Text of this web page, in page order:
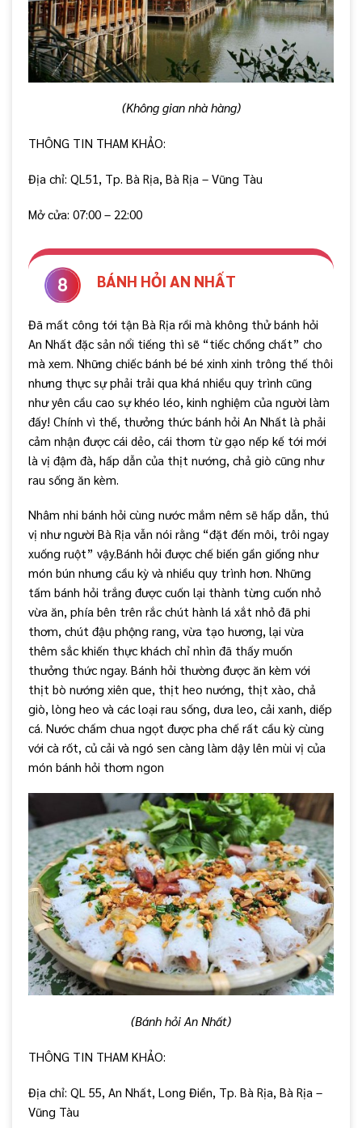
(Không gian nhà hàng)
THÔNG TIN THAM KHẢO:
Địa chỉ: QL51, Tp. Bà Rịa, Bà Rịa – Vũng Tàu
Mở cửa: 07:00 – 22:00
BÁNH HỎI AN NHẤT
Đã mất công tới tận Bà Rịa rồi mà không thử bánh hỏi
An Nhất đặc sản nổi tiếng thì sẽ “tiếc chồng chất” cho
mà xem. Những chiếc bánh bé bé xinh xinh trông thế thôi
nhưng thực sự phải trải qua khá nhiều quy trình cũng
như yên cầu cao sự khéo léo, kinh nghiệm của người làm
đấy! Chính vì thế, thưởng thức bánh hỏi An Nhất là phải
cảm nhận được cái dẻo, cái thơm từ gạo nếp kế tới mới
là vị đậm đà, hấp dẫn của thịt nướng, chả giò cũng như
rau sống ăn kèm.
Nhâm nhi bánh hỏi cùng nước mắm nêm sẽ hấp dẫn, thú
vị như người Bà Rịa vẫn nói rằng “đặt đến môi, trôi ngay
xuống ruột” vậy.Bánh hỏi được chế biến gần giống như
món bún nhưng cầu kỳ và nhiều quy trình hơn. Những
tấm bánh hỏi trắng được cuốn lại thành từng cuốn nhỏ
vừa ăn, phía bên trên rắc chút hành lá xắt nhỏ đã phi
thơm, chút đậu phộng rang, vừa tạo hương, lại vừa
thêm sắc khiến thực khách chỉ nhìn đã thấy muốn
thưởng thức ngay. Bánh hỏi thường được ăn kèm với
thịt bò nướng xiên que, thịt heo nướng, thịt xào, chả
giò, lòng heo và các loại rau sống, dưa leo, cải xanh, diếp
cá. Nước chấm chua ngọt được pha chế rất cầu kỳ cùng
với cà rốt, củ cải và ngó sen càng làm dậy lên mùi vị của
món bánh hỏi thơm ngon
(Bánh hỏi An Nhất)
THÔNG TIN THAM KHẢO:
Địa chỉ: QL 55, An Nhất, Long Điền, Tp. Bà Rịa, Bà Rịa –
Vũng Tàu